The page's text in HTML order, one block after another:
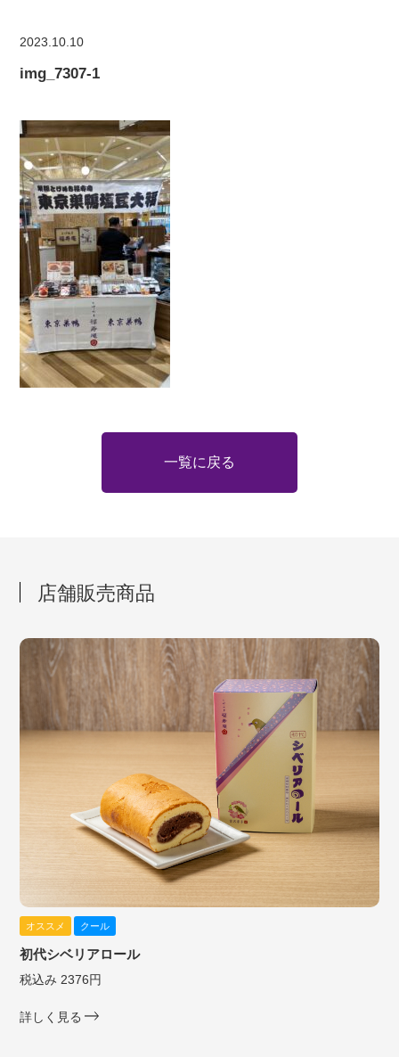
2023.10.10
img_7307-1
一覧に戻る
店舗販売商品
オススメ クール
初代シベリアロール
税込み 2376円
詳しく見る